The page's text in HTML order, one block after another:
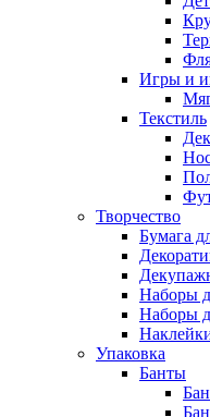
Игры и
Текстиль
Творчество
Бумага
Наборы
Наборы
Упаковка
Банты